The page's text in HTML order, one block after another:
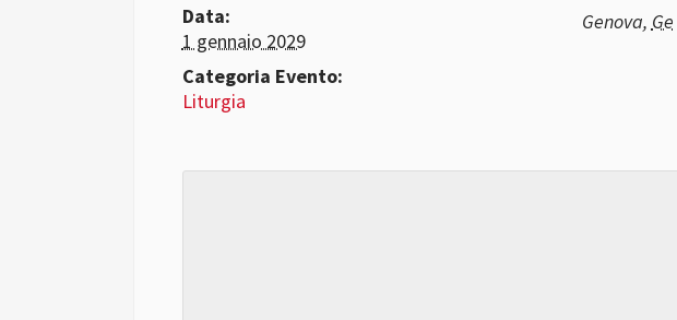
Data:
1 gennaio 2029
Categoria Evento:
Liturgia
Genova, Ge